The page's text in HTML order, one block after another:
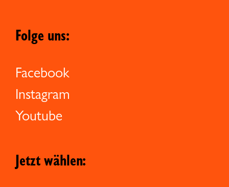
Folge uns:
Facebook
Instagram
Youtube
Jetzt wählen: